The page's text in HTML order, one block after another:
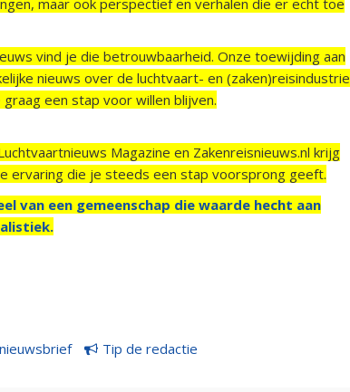
vind je die betrouwbaarheid. Onze toewijding aan
nieuws over de luchtvaart- en (zaken)reisindustrie
een stap voor willen blijven.
Magazine en Zakenreisnieuws.nl krijg
ervaring die je steeds een stap voorsprong geeft.
van een gemeenschap die waarde hecht aan
Tip de redactie